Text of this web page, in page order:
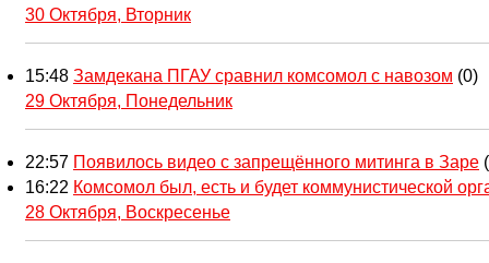
30 Октября, Вторник
15:48 Замдекана ПГАУ сравнил комсомол с навозом (0)
29 Октября, Понедельник
22:57 Появилось видео с запрещённого митинга в Заре
16:22 Комсомол был, есть и будет коммунистической
28 Октября, Воскресенье